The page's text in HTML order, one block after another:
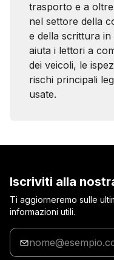
trasporto e a
nel settore della
e della scrittura
aiuta i lettori a
dei veicoli, le
rischi principali
usate.
Iscriviti alla
Ti aggiorneremo sulle
informazioni utili.
Inserisci
tua